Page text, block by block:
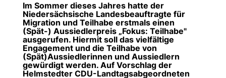
Im Sommer dieses Jahres hatte der
Niedersächsische Landesbeauftragte für
Migration und Teilhabe erstmals einen
(Spät-) Aussiedlerpreis „Fokus: Teilhabe"
ausgerufen. Hiermit soll das vielfältige
Engagement und die Teilhabe von
(Spät)Aussiedlerinnen und Aussiedlern
gewürdigt werden. Auf Vorschlag der
Helmstedter CDU-Landtagsabgeordneten